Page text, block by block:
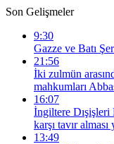
Son Gelişmeler
9:30
Gazze ve Batı
21:56
İki zulmün
mahkumları
16:07
İngiltere Dışişleri
karşı tavır
13:49